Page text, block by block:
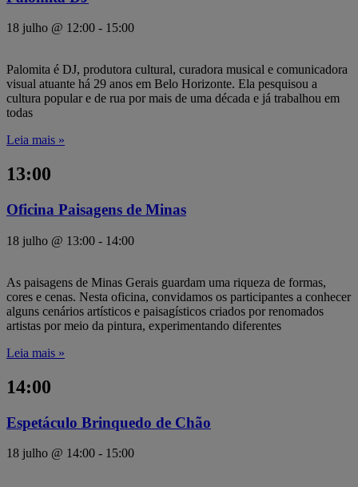
18 julho @ 12:00 - 15:00
Palomita é DJ, produtora cultural, curadora musical e comunicadora
visual atuante há 29 anos em Belo Horizonte. Ela pesquisou a
cultura popular e de rua por mais de uma década e já trabalhou em
todas
Leia mais »
13:00
Oficina Paisagens de Minas
18 julho @ 13:00 - 14:00
As paisagens de Minas Gerais guardam uma riqueza de formas,
cores e cenas. Nesta oficina, convidamos os participantes a conhecer
alguns cenários artísticos e paisagísticos criados por renomados
artistas por meio da pintura, experimentando diferentes
Leia mais »
14:00
Espetáculo Brinquedo de Chão
18 julho @ 14:00 - 15:00